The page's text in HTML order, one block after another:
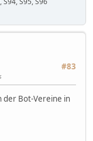
#83
der Bot-Vereine in